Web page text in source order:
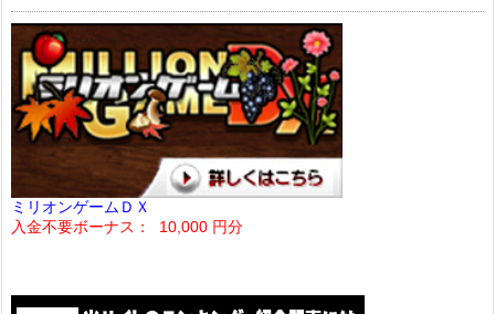
ミリオンゲームＤＸ
入金不要ボーナス： 10,000 円分